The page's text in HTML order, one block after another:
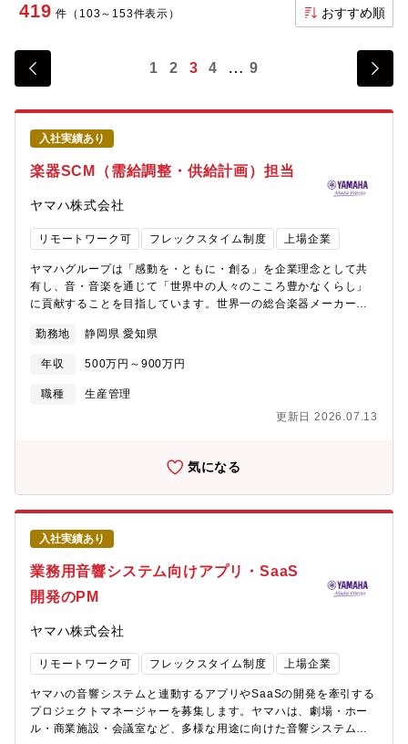
419 件（103～153件表示） おすすめ順
1 2 3 4 9
入社実績あり
楽器SCM（需給調整・供給計画）担当
ヤマハ株式会社
リモートワーク可 フレックスタイム制度 上場企業
ヤマハグループは「感動を・ともに・創る」を企業理念として共
有し、音・音楽を通じて「世界中の人々のこころ豊かなくらし」
に貢献することを目指しています。世界一の総合楽器メーカーと
に市場に提供していくため、多くの部門が協力して日々新しい
「モノづくり」に取り組んでいます。本ポジションでは、国内外
にある楽器製造拠点の出荷計画管理を通じて、楽器製品のサプラ
イチェーンマネージメント(需給調整・供給計画）を担って頂きま
の決定・出荷実績管理・モデル廃番管理・出荷管理プロセスの改
ースに、製造拠点と連携して月次の出荷計画および中長期の内示
計画を策定します。あわせて、上位者の指示・助言のもと、製品
生産量および製品在庫の最適化を図り、需給バランスの維持・改
善を担います。
勤務地 静岡県 愛知県
年収 500万円～900万円
職種
生産管理
更新日 2026.07.13
気になる
入社実績あり
業務用音響システム向けアプリ・SaaS
開発のPM
ヤマハ株式会社
リモートワーク可 フレックスタイム制度 上場企業
ヤマハの音響システムと連動するアプリやSaaSの開発を牽引する
プロジェクトマネージャーを募集します。ヤマハは、劇場・ホー
ル・商業施設・会議室など、多様な用途に向けた音響システムを